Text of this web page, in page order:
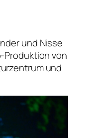
und Nisse
Produktion von
und